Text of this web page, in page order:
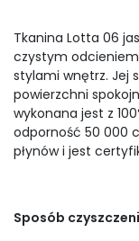
Tkanina Lotta 06
czystym
stylami wnętrz. Jej
powierzchni
wykonana jest z
odporność 50 000
płynów i jest
Sposób